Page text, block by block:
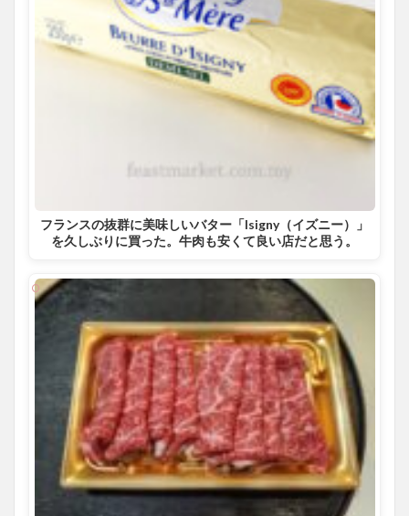
フランスの抜群に美味しいバター「Isigny（イズニー）」
を久しぶりに買った。牛肉も安くて良い店だと思う。